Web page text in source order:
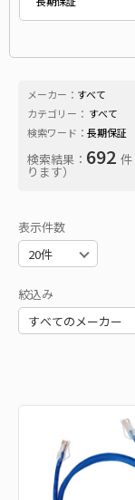
メーカー： すべて
カテゴリー： すべて
検索ワード： 長期保証
検索結果： 692 件
ります）
表示件数
絞込み